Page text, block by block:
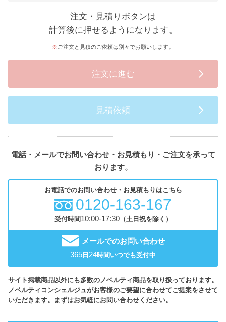
注文・見積りボタンは
計算後に押せるようになります。
ご注文と見積のご依頼は別々でお願いします。
注文に進む
見積依頼
電話・メールでお問い合わせ・お見積もり・ご注文を承って
おります。
お電話でのお問い合わせ・お見積もりはこちら
0120-163-167
受付時間10:00-17:30（土日祝を除く）
メールでのお問い合わせ
365 日 24時間いつでも受付中
サイト掲載商品以外にも多数のノベルティ商品を取り扱っております。
ノベルティコンシェルジュがお客様のご要望に合わせてご提案をさせて
いただきます。まずはお気軽にお問い合わせください。